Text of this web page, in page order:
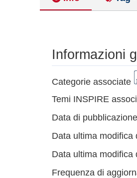
Informazioni
Categorie associate
Temi INSPIRE
Data di
Data ultima modifica
Data ultima modifica
Frequenza di